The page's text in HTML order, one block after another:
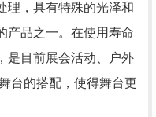
理，具有特殊的光泽和
产品之一。在使用寿命
是目前展会活动、户外
台的搭配，使得舞台更